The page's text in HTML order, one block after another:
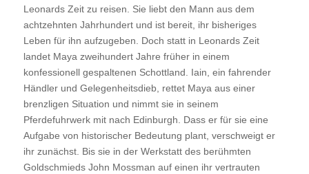
Leonards Zeit zu reisen. Sie liebt den Mann aus dem
achtzehnten Jahrhundert und ist bereit, ihr bisheriges
Leben für ihn aufzugeben. Doch statt in Leonards Zeit
landet Maya zweihundert Jahre früher in einem
konfessionell gespaltenen Schottland. Iain, ein fahrender
Händler und Gelegenheitsdieb, rettet Maya aus einer
brenzligen Situation und nimmt sie in seinem
Pferdefuhrwerk mit nach Edinburgh. Dass er für sie eine
Aufgabe von historischer Bedeutung plant, verschweigt er
ihr zunächst. Bis sie in der Werkstatt des berühmten
Goldschmieds John Mossman auf einen ihr vertrauten